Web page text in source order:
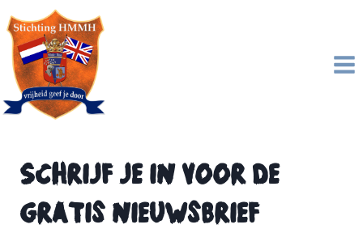
Doorgaan
naar
inhoud
Schrijf je in voor de
gratis nieuwsbrief